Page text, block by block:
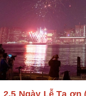
2.5 Ngày Lễ Tạ ơn